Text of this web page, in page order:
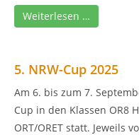
Weiterlesen …
5. NRW-Cup 2025
Am 6. bis zum 7.
Cup in den Klassen OR8
ORT/ORET statt. Jeweils